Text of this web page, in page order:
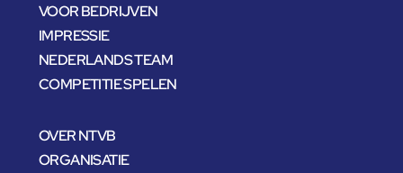
VOOR BEDRIJVEN
IMPRESSIE
NEDERLANDS TEAM
COMPETITIE SPELEN
OVER NTVB
ORGANISATIE